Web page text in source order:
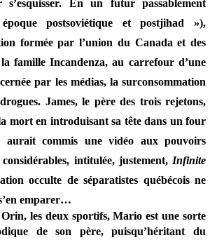
En un futur passablement
postsoviétique et postjihad »),
formée par l’union du Canada et des
famille Incandenza, au carrefour d’une
par les médias, la surconsommation
James, le père des trois rejetons,
mort en introduisant sa tête dans un four
aurait commis une vidéo aux pouvoirs
intitulée, justement, Infinite
occulte de séparatistes québécois ne
emparer…
les deux sportifs, Mario est une sorte
de son père, puisqu’héritant du